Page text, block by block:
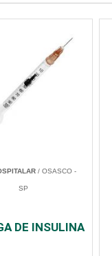
/ OSASCO -
SP
DE INSULINA